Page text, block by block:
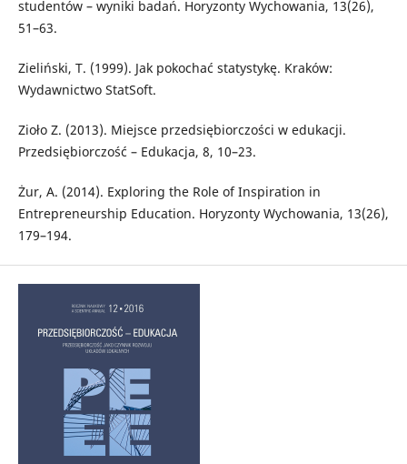
studentów – wyniki badań. Horyzonty Wychowania, 13(26),
51–63.
Zieliński, T. (1999). Jak pokochać statystykę. Kraków:
Wydawnictwo StatSoft.
Zioło Z. (2013). Miejsce przedsiębiorczości w edukacji.
Przedsiębiorczość – Edukacja, 8, 10–23.
Żur, A. (2014). Exploring the Role of Inspiration in
Entrepreneurship Education. Horyzonty Wychowania, 13(26),
179–194.